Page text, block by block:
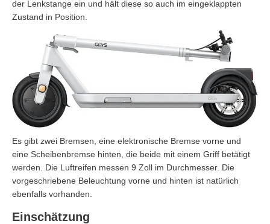
der Lenkstange ein und hält diese so auch im eingeklappten
Zustand in Position.
Es gibt zwei Bremsen, eine elektronische Bremse vorne und
eine Scheibenbremse hinten, die beide mit einem Griff betätigt
werden. Die Luftreifen messen 9 Zoll im Durchmesser. Die
vorgeschriebene Beleuchtung vorne und hinten ist natürlich
ebenfalls vorhanden.
Einschätzung